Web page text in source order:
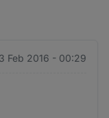
Feb 2016 - 00:29